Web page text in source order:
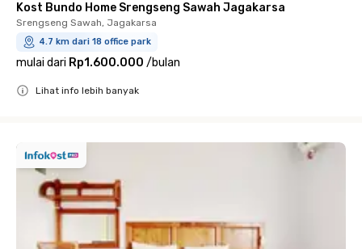
Kost Bundo Home Srengseng Sawah Jagakarsa
Srengseng Sawah, Jagakarsa
4.7 km dari 18 office park
mulai dari Rp1.600.000 /bulan
Lihat info lebih banyak